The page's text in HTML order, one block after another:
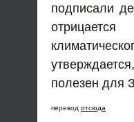
подписали
полезен для
перевод отсюда